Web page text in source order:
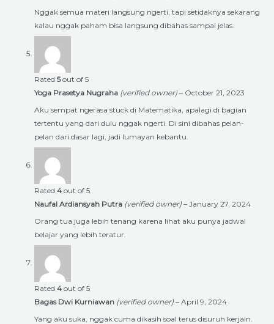
Nggak semua materi langsung ngerti, tapi setidaknya sekarang
kalau nggak paham bisa langsung dibahas sampai jelas.
Rated 5out of 5
Yoga Prasetya Nugraha (verified owner) – October 21, 2023
Aku sempat ngerasa stuck di Matematika, apalagi di bagian
tertentu yang dari dulu nggak ngerti. Di sini dibahas pelan-
pelan dari dasar lagi, jadi lumayan kebantu.
Rated 4 out of 5
Naufal Ardiansyah Putra (verified owner) – January 27, 2024
Orang tua juga lebih tenang karena lihat aku punya jadwal
belajar yang lebih teratur.
Rated 4 out of 5
Bagas Dwi Kurniawan (verified owner) – April 9, 2024
Yang aku suka, nggak cuma dikasih soal terus disuruh kerjain.